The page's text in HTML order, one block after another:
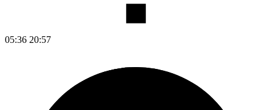
05:36 20:57